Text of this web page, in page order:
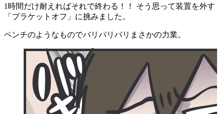
1時間だけ耐えればそれで終わる！！ そう思って装置を外す
「ブラケットオフ」に挑みました。
ペンチのようなものでバリバリバリまさかの力業。